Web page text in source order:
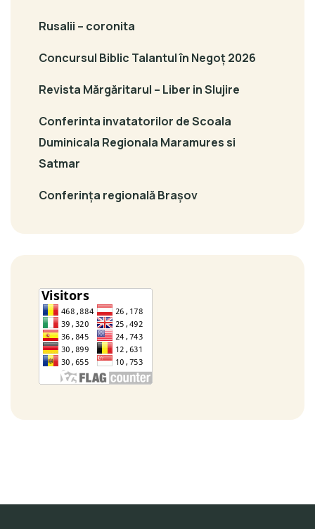
Rusalii – coronita
Concursul Biblic Talantul în Negoț 2026
Revista Mărgăritarul – Liber in Slujire
Conferinta invatatorilor de Scoala
Duminicala Regionala Maramures si
Satmar
Conferința regională Brașov